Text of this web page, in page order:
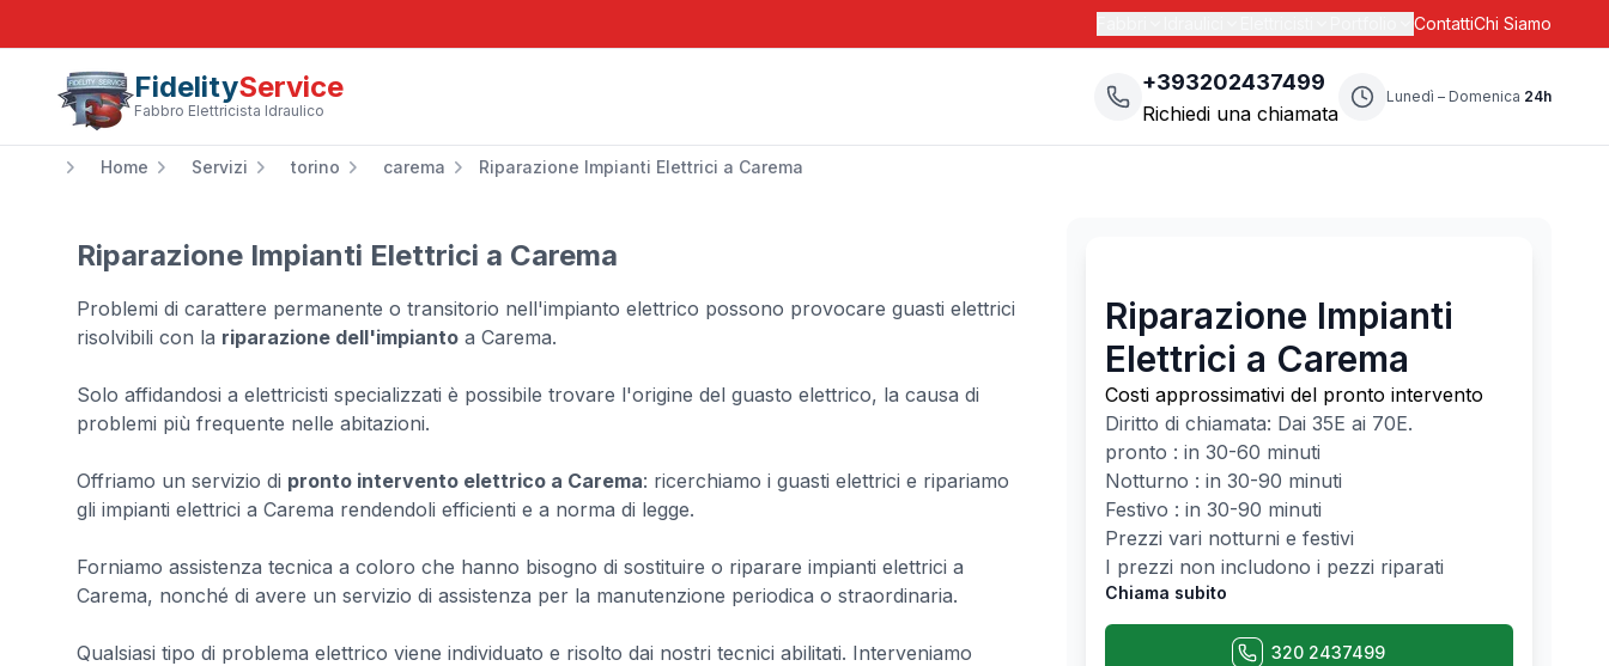
ContattiChi Siamo
FidelityService
Fabbro Elettricista Idraulico
+393202437499
Richiedi una chiamata
Lunedì – Domenica 24h
Home Servizi torino carema Riparazione Impianti Elettrici a Carema
Riparazione Impianti Elettrici a Carema
Problemi di carattere permanente o transitorio nell'impianto elettrico possono provocare guasti elettrici
risolvibili con la riparazione dell'impianto a Carema.
Solo affidandosi a elettricisti specializzati è possibile trovare l'origine del guasto elettrico, la causa di
problemi più frequente nelle abitazioni.
Offriamo un servizio di pronto intervento elettrico a Carema: ricerchiamo i guasti elettrici e ripariamo
gli impianti elettrici a Carema rendendoli efficienti e a norma di legge.
Forniamo assistenza tecnica a coloro che hanno bisogno di sostituire o riparare impianti elettrici a
Carema, nonché di avere un servizio di assistenza per la manutenzione periodica o straordinaria.
Qualsiasi tipo di problema elettrico viene individuato e risolto dai nostri tecnici abilitati. Interveniamo
Riparazione Impianti
Elettrici a Carema
Costi approssimativi del pronto intervento
Diritto di chiamata: Dai 35E ai 70E.
pronto : in 30-60 minuti
Notturno : in 30-90 minuti
Festivo : in 30-90 minuti
Prezzi vari notturni e festivi
I prezzi non includono i pezzi riparati
Chiama subito
320 2437499